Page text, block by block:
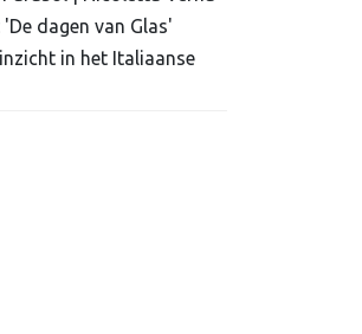
dagen van Glas'
in het Italiaanse